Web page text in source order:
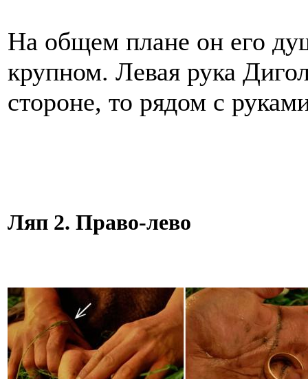
На общем плане он его
крупном. Левая рука
стороне, то рядом с
Ляп 2. Право-лево